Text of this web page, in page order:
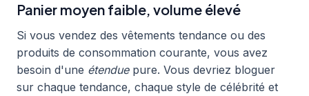
Panier moyen faible, volume élevé
Si vous vendez des vêtements tendance ou des
produits de consommation courante, vous avez
besoin d'une étenduepure. Vous devriez bloguer
sur chaque tendance, chaque style de célébrité et